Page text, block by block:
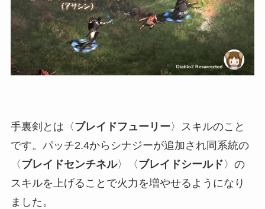
手裏剣とは〈 ブレイドフューリー 〉スキルのこと
です。パッチ2.4からシナジーが追加され同系統の
〈 ブレイドセンチネル〉〈 ブレイドシールド 〉の
スキルを上げることで火力を増やせるようになり
ました。